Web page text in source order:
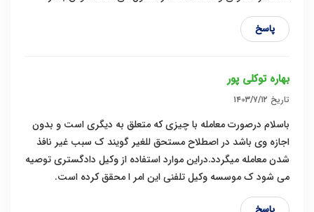
پاسخ
بهاره توکلی پور
تاریخ ۱۴۰۳/۷/۱۲
باسلام درصورت معامله با چیزی که متعلق به دیگری است و بدون
اجازه وی باشد در اصطلاح مستحق للغیر گویند ک سبب غیر نافذ
شدن معامله میگردد.دراین موارد استفاده از وکیل دادگستری توصیه
می شود ک موسسه وکیل تلفنی این امر ا محقق کرده است.